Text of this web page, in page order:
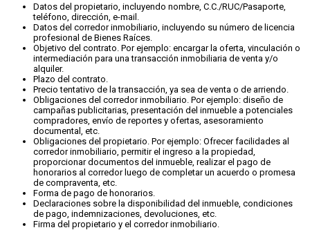
Datos del propietario, incluyendo nombre, C.C./RUC/Pasaporte,
teléfono, dirección, e-mail.
Datos del corredor inmobiliario, incluyendo su número de licencia
profesional de Bienes Raíces.
Objetivo del contrato. Por ejemplo: encargar la oferta, vinculación o
intermediación para una transacción inmobiliaria de venta y/o
alquiler.
Plazo del contrato.
Precio tentativo de la transacción, ya sea de venta o de arriendo.
Obligaciones del corredor inmobiliario. Por ejemplo: diseño de
campañas publicitarias, presentación del inmueble a potenciales
compradores, envío de reportes y ofertas, asesoramiento
documental, etc.
Obligaciones del propietario. Por ejemplo: Ofrecer facilidades al
corredor inmobiliario, permitir el ingreso a la propiedad,
proporcionar documentos del inmueble, realizar el pago de
honorarios al corredor luego de completar un acuerdo o promesa
de compraventa, etc.
Forma de pago de honorarios.
Declaraciones sobre la disponibilidad del inmueble, condiciones
de pago, indemnizaciones, devoluciones, etc.
Firma del propietario y el corredor inmobiliario.